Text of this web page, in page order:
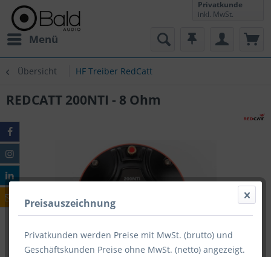
Menü
Privatkunde
inkl. MwSt.
Übersicht HF Treiber RedCatt
REDCATT 200NTI - 8 Ohm
Preisauszeichnung
Privatkunden werden Preise mit MwSt. (brutto) und
Geschäftskunden Preise ohne MwSt. (netto) angezeigt.